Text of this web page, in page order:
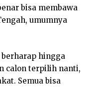
bisa membawa
umumnya
hingga
calon terpilih nanti,
Semua bisa